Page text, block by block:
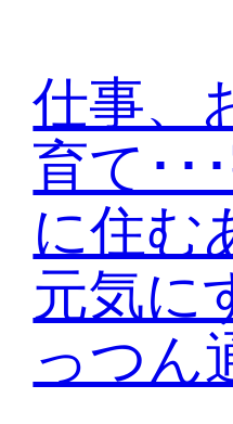
仕事、
育て･･
に住む
元気
っつん